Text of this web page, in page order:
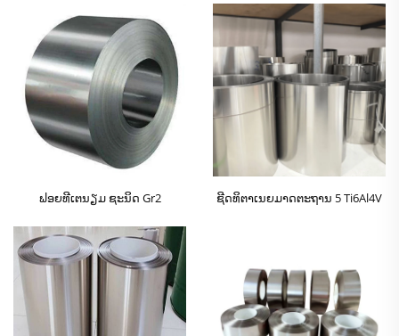
ຟອຍທີເຕນຽມ ຊະນິດ Gr2 ຊີດທິຕາເນຍມາດຕະຖານ 5 Ti6Al4V